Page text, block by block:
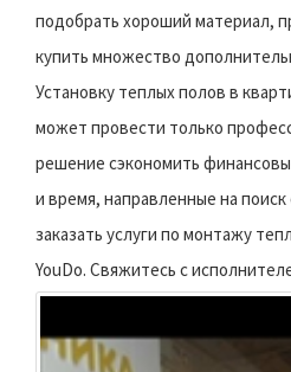
подобрать хороший материал,
купить множество
Установку теплых полов в
может провести только
решение сэкономить
и время, направленные на
заказать услуги по монтажу
YouDo. Свяжитесь с